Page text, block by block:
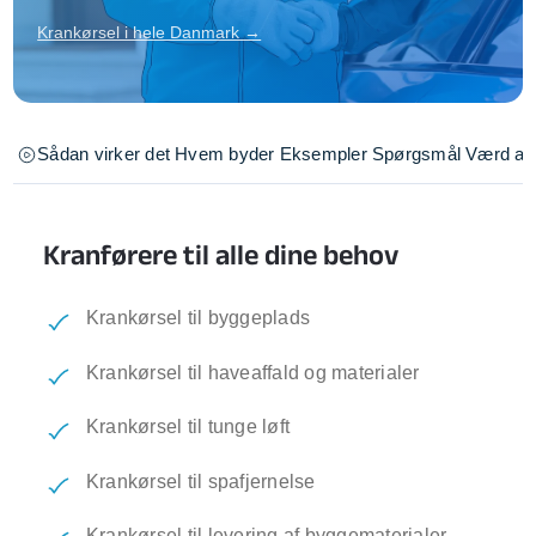
Krankørsel i hele Danmark →
Sådan virker det Hvem byder Eksempler Spørgsmål Værd at
Kranførere til alle dine behov
Krankørsel til byggeplads
Krankørsel til haveaffald og materialer
Krankørsel til tunge løft
Krankørsel til spafjernelse